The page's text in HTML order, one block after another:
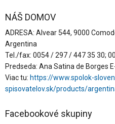
NÁŠ DOMOV
ADRESA: Alvear 544, 9000
Argentina
Tel./fax: 0054 / 297 / 447 35 30;
Predseda: Ana Satina de Borges
Viac tu: https://www.spolok-
spisovatelov.sk/products/
Facebookové skupiny